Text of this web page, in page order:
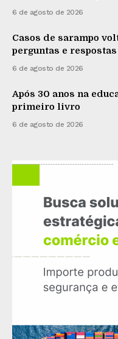
6 de agosto de 2026
Casos de sarampo
perguntas e
6 de agosto de 2026
Após 30 anos na
primeiro livro
6 de agosto de 2026